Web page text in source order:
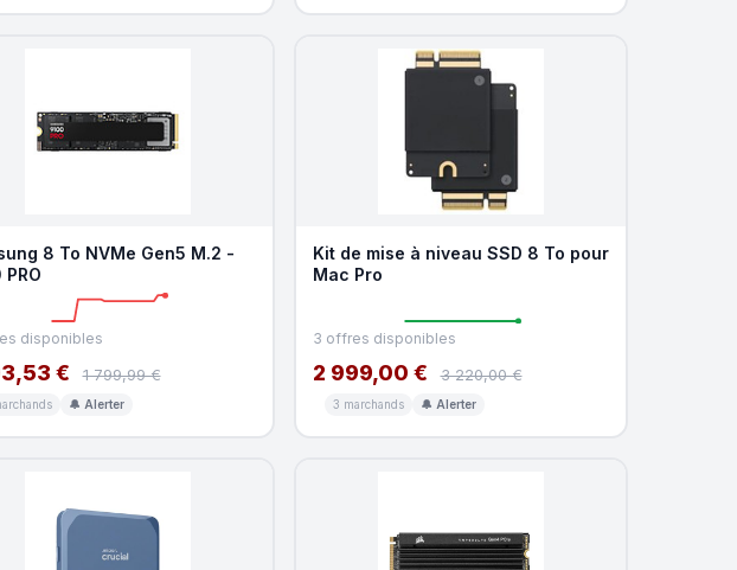
8 To NVMe Gen5 M.2 -
disponibles
€ 1 799,99 €
🔔 Alerter
Kit de mise à niveau SSD 8 To pour
Mac Pro
3 offres disponibles
2 999,00 € 3 220,00 €
3 marchands 🔔 Alerter